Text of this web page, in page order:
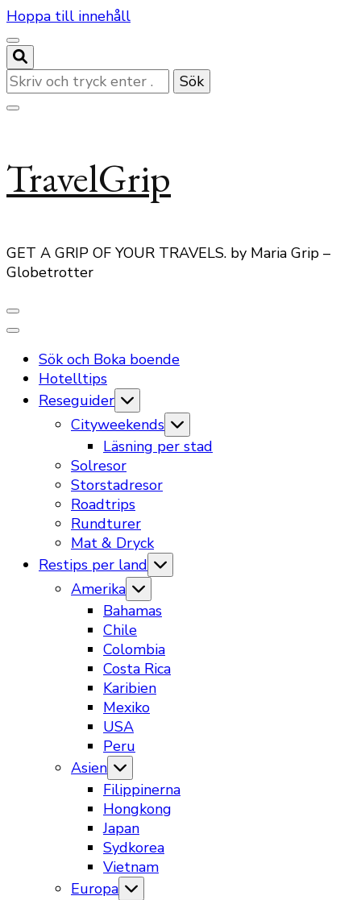
Hoppa till innehåll
Letar
du
efter
TravelGrip
GET A GRIP OF YOUR TRAVELS. by Maria Grip –
Globetrotter
Sök och Boka boende
Hotelltips
Reseguider
Cityweekends
Läsning per stad
Solresor
Storstadresor
Roadtrips
Rundturer
Mat & Dryck
Restips per land
Amerika
Bahamas
Chile
Colombia
Costa Rica
Karibien
Mexiko
USA
Peru
Asien
Filippinerna
Hongkong
Japan
Sydkorea
Vietnam
Europa